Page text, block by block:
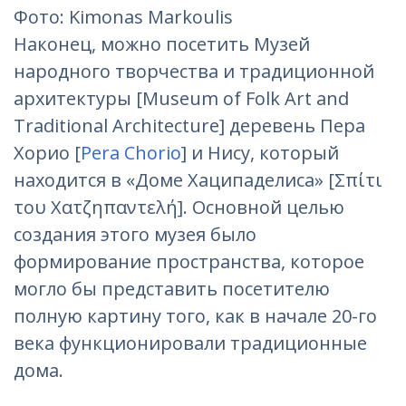
Фотo: Kimonas Markoulis
Наконец, можно посетить Музей
народного творчества и традиционной
архитектуры [Museum of Folk Art and
Traditional Architecture] деревень Пера
Хорио [Pera Chorio] и Нису, который
находится в «Доме Хаципаделиса» [Σπίτι
του Χατζηπαντελή]. Основной целью
создания этого музея было
формирование пространства, которое
могло бы представить посетителю
полную картину того, как в начале 20-го
века функционировали традиционные
дома.